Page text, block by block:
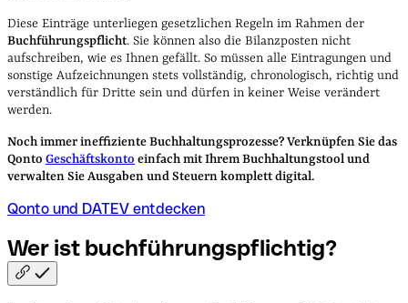
Diese Einträge unterliegen gesetzlichen Regeln im Rahmen der
Buchführungspflicht. Sie können also die Bilanzposten nicht
aufschreiben, wie es Ihnen gefällt. So müssen alle Eintragungen und
sonstige Aufzeichnungen stets vollständig, chronologisch, richtig und
verständlich für Dritte sein und dürfen in keiner Weise verändert
werden.
Noch immer ineffiziente Buchhaltungsprozesse? Verknüpfen Sie das
Qonto Geschäftskonto einfach mit Ihrem Buchhaltungstool und
verwalten Sie Ausgaben und Steuern komplett digital.
Qonto und DATEV entdecken
Wer ist buchführungspflichtig?